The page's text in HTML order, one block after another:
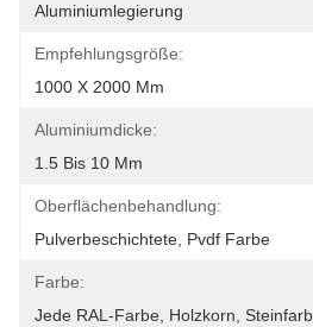
Aluminiumlegierung
Empfehlungsgröße:
1000 X 2000 Mm
Aluminiumdicke:
1.5 Bis 10 Mm
Oberflächenbehandlung:
Pulverbeschichtete, Pvdf Farbe
Farbe:
Jede RAL-Farbe, Holzkorn,